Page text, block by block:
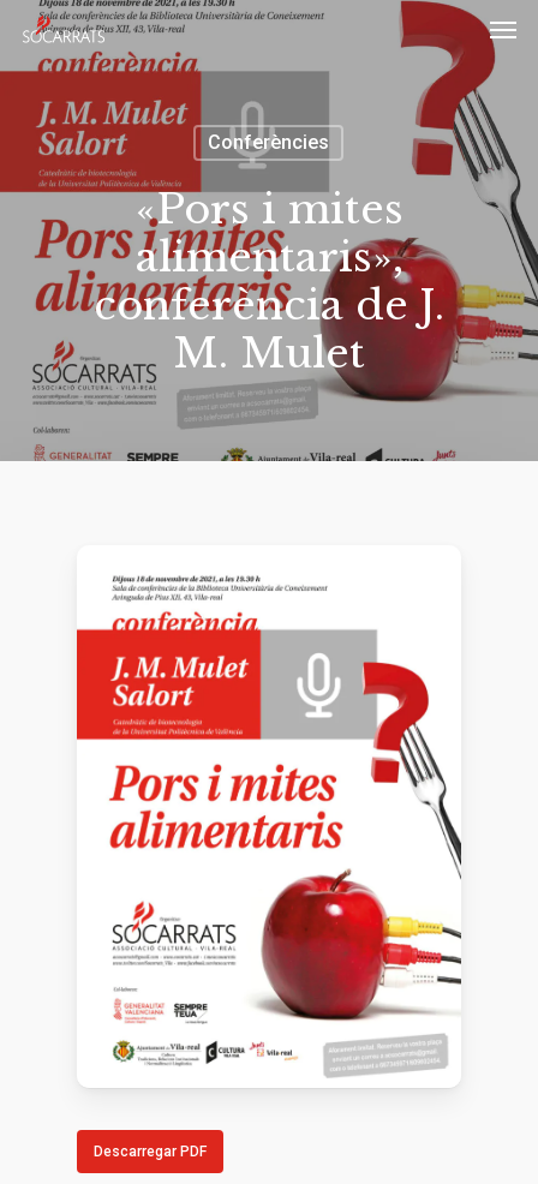
Skip
content
Conferències
«Pors i mites
alimentaris»,
conferència de J.
M. Mulet
Descarregar PDF